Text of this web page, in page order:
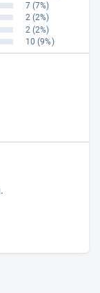
7 (7%)
2 (2%)
2 (2%)
10 (9%)